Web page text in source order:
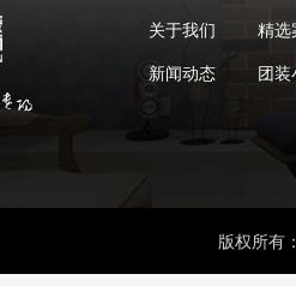
关于我们
新闻动态
精选
团
版权所有